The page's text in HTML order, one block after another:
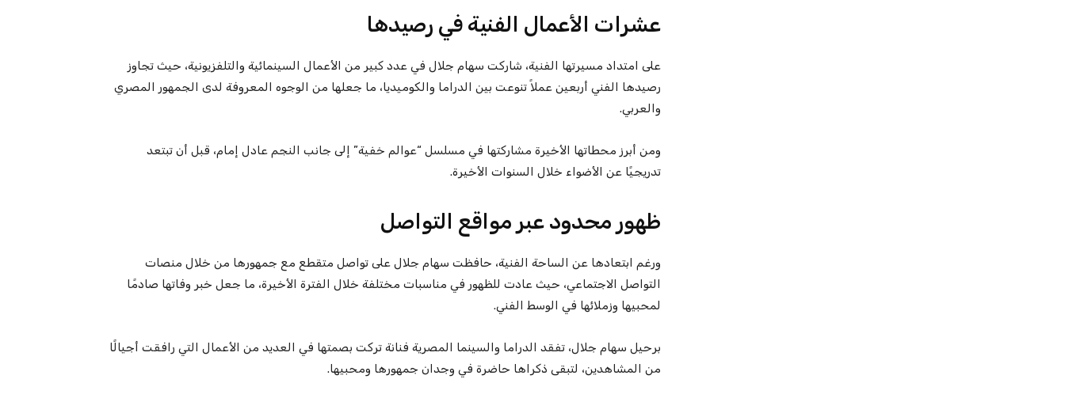
عشرات الأعمال الفنية في رصيدها
على امتداد مسيرتها الفنية، شاركت سهام جلال في عدد كبير من الأعمال السينمائية والتلفزيونية، حيث تجاوز
رصيدها الفني أربعين عملاً تنوعت بين الدراما والكوميديا، ما جعلها من الوجوه المعروفة لدى الجمهور المصري
والعربي.
ومن أبرز محطاتها الأخيرة مشاركتها في مسلسل “عوالم خفية” إلى جانب النجم عادل إمام، قبل أن تبتعد
تدريجيًا عن الأضواء خلال السنوات الأخيرة.
ظهور محدود عبر مواقع التواصل
ورغم ابتعادها عن الساحة الفنية، حافظت سهام جلال على تواصل متقطع مع جمهورها من خلال منصات
التواصل الاجتماعي، حيث عادت للظهور في مناسبات مختلفة خلال الفترة الأخيرة، ما جعل خبر وفاتها صادمًا
لمحبيها وزملائها في الوسط الفني.
برحيل سهام جلال، تفقد الدراما والسينما المصرية فنانة تركت بصمتها في العديد من الأعمال التي رافقت أجيالًا
من المشاهدين، لتبقى ذكراها حاضرة في وجدان جمهورها ومحبيها.